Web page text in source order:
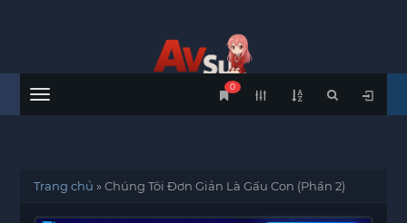
Menu
0
Trang chủ »Chúng Tôi Đơn Giản Là Gấu Con (Phần 2)